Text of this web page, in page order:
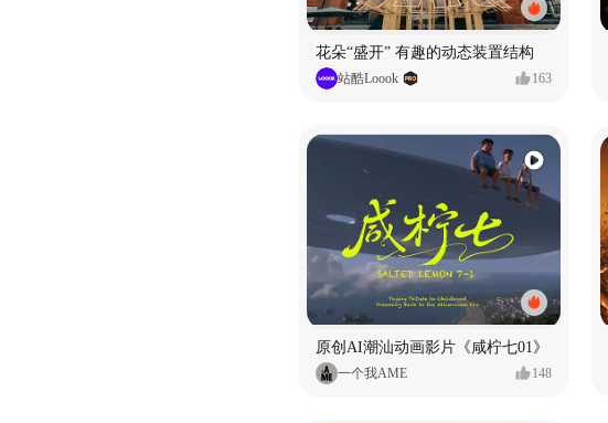
花朵“盛开” 有趣的动态装置结构
站酷Loook 163
原创AI潮汕动画影片《咸柠七01》
一个我AME 148